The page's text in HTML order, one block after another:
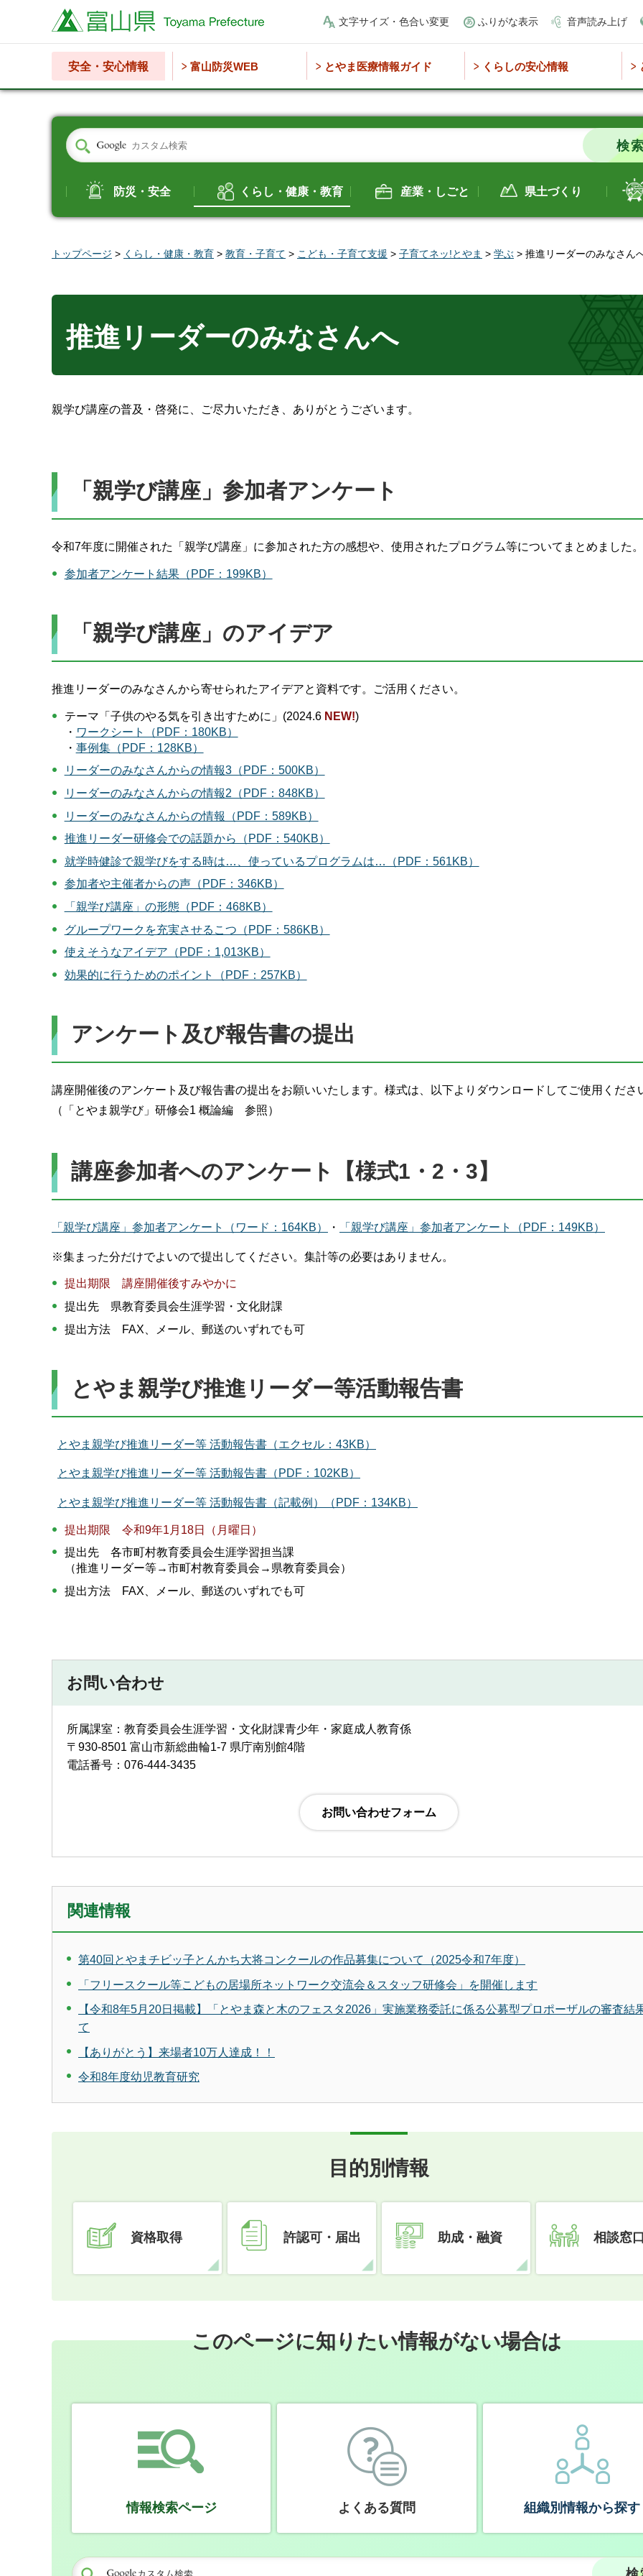
富山県 文字サイズ・色合い変更 ふりがな表示 音声読み上げ
安全・安心情報 富山防災WEB とやま医療情報ガイド くらしの安心情報
防災・安全 くらし・健康・教育 産業・しごと 県土づくり
トップページ > くらし・健康・教育 > 教育・子育て > こども・子育て支援 > 子育てネッ!とやま > 学ぶ > 推進リーダーのみなさん
推進リーダーのみなさんへ
親学び講座の普及・啓発に、ご尽力いただき、ありがとうございます。
「親学び講座」参加者アンケート
令和7年度に開催された「親学び講座」に参加された方の感想や、使用されたプログラム等についてまとめました。
参加者アンケート結果（PDF：199KB）
「親学び講座」のアイデア
推進リーダーのみなさんから寄せられたアイデアと資料です。ご活用ください。
テーマ「子供のやる気を引き出すために」(2024.6 NEW!)
・ ワークシート（PDF：180KB）
・ 事例集（PDF：128KB）
リーダーのみなさんからの情報3（PDF：500KB）
リーダーのみなさんからの情報2（PDF：848KB）
リーダーのみなさんからの情報（PDF：589KB）
推進リーダー研修会での話題から（PDF：540KB）
就学時健診で親学びをする時は…、使っているプログラムは…（PDF：561KB）
参加者や主催者からの声（PDF：346KB）
「親学び講座」の形態（PDF：468KB）
グループワークを充実させるこつ（PDF：586KB）
使えそうなアイデア（PDF：1,013KB）
効果的に行うためのポイント（PDF：257KB）
アンケート及び報告書の提出
講座開催後のアンケート及び報告書の提出をお願いいたします。様式は、以下よりダウンロードしてご使用くださ
（「とやま親学び」研修会1 概論編 参照）
講座参加者へのアンケート【様式1・2・3】
「親学び講座」参加者アンケート（ワード：164KB） ・ 「親学び講座」参加者アンケート（PDF：149KB）
※集まった分だけでよいので提出してください。集計等の必要はありません。
提出期限 講座開催後すみやかに
提出先 県教育委員会生涯学習・文化財課
提出方法 FAX、メール、郵送のいずれでも可
とやま親学び推進リーダー等活動報告書
とやま親学び推進リーダー等 活動報告書（エクセル：43KB）
とやま親学び推進リーダー等 活動報告書（PDF：102KB）
とやま親学び推進リーダー等 活動報告書（記載例）（PDF：134KB）
提出期限 令和9年1月18日（月曜日）
提出先 各市町村教育委員会生涯学習担当課
（推進リーダー等→市町村教育委員会→県教育委員会）
提出方法 FAX、メール、郵送のいずれでも可
お問い合わせ
所属課室：教育委員会生涯学習・文化財課青少年・家庭成人教育係
〒930-8501 富山市新総曲輪1-7 県庁南別館4階
電話番号：076-444-3435
関連情報
第40回とやまチビッ子とんかち大将コンクールの作品募集について（2025令和7年度）
「フリースクール等こどもの居場所ネットワーク交流会＆スタッフ研修会」を開催します
【令和8年5月20日掲載】「とやま森と木のフェスタ2026」実施業務委託に係る公募型プロポーザルの審査結
て
【ありがとう】来場者10万人達成！！
令和8年度幼児教育研究
目的別情報
資格取得 許認可・届出 助成・融資 相談窓
このページに知りたい情報がない場合は
情報検索ページ よくある質問 組織別情報から探す